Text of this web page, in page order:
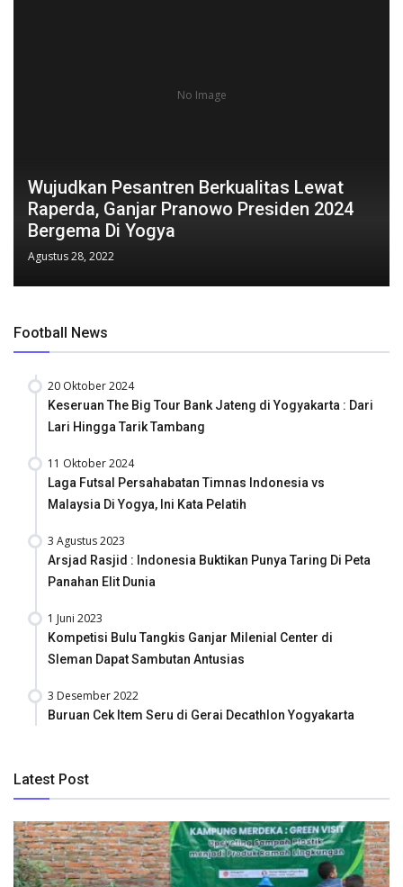
No Image
Wujudkan Pesantren Berkualitas Lewat
Raperda, Ganjar Pranowo Presiden 2024
Bergema Di Yogya
Agustus 28, 2022
Football News
20 Oktober 2024
Keseruan The Big Tour Bank Jateng di Yogyakarta : Dari
Lari Hingga Tarik Tambang
11 Oktober 2024
Laga Futsal Persahabatan Timnas Indonesia vs
Malaysia Di Yogya, Ini Kata Pelatih
3 Agustus 2023
Arsjad Rasjid : Indonesia Buktikan Punya Taring Di Peta
Panahan Elit Dunia
1 Juni 2023
Kompetisi Bulu Tangkis Ganjar Milenial Center di
Sleman Dapat Sambutan Antusias
3 Desember 2022
Buruan Cek Item Seru di Gerai Decathlon Yogyakarta
Latest Post